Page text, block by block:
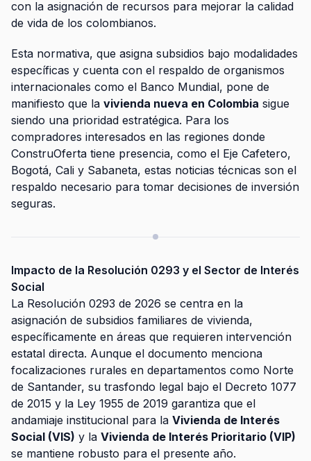
con la asignación de recursos para mejorar la calidad
de vida de los colombianos.
Esta normativa, que asigna subsidios bajo modalidades
específicas y cuenta con el respaldo de organismos
internacionales como el Banco Mundial, pone de
manifiesto que la vivienda nueva en Colombia sigue
siendo una prioridad estratégica. Para los
compradores interesados en las regiones donde
ConstruOferta tiene presencia, como el Eje Cafetero,
Bogotá, Cali y Sabaneta, estas noticias técnicas son el
respaldo necesario para tomar decisiones de inversión
seguras.
Impacto de la Resolución 0293 y el Sector de Interés
Social
La Resolución 0293 de 2026 se centra en la
asignación de subsidios familiares de vivienda,
específicamente en áreas que requieren intervención
estatal directa. Aunque el documento menciona
focalizaciones rurales en departamentos como Norte
de Santander, su trasfondo legal bajo el Decreto 1077
de 2015 y la Ley 1955 de 2019 garantiza que el
andamiaje institucional para la Vivienda de Interés
Social (VIS) y la Vivienda de Interés Prioritario (VIP)
se mantiene robusto para el presente año.